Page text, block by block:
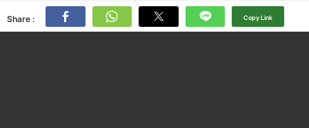
Share : Copy Link